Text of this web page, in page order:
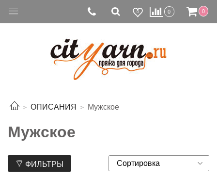
0 0 0
ОПИСАНИЯ Мужское
Мужское
ФИЛЬТРЫ